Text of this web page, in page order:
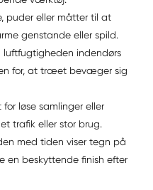
puder eller måtter til at
genstande eller spild.
luftfugtigheden indendørs
for, at træet bevæger sig
løse samlinger eller
trafik eller stor brug.
med tiden viser tegn på
en beskyttende finish efter